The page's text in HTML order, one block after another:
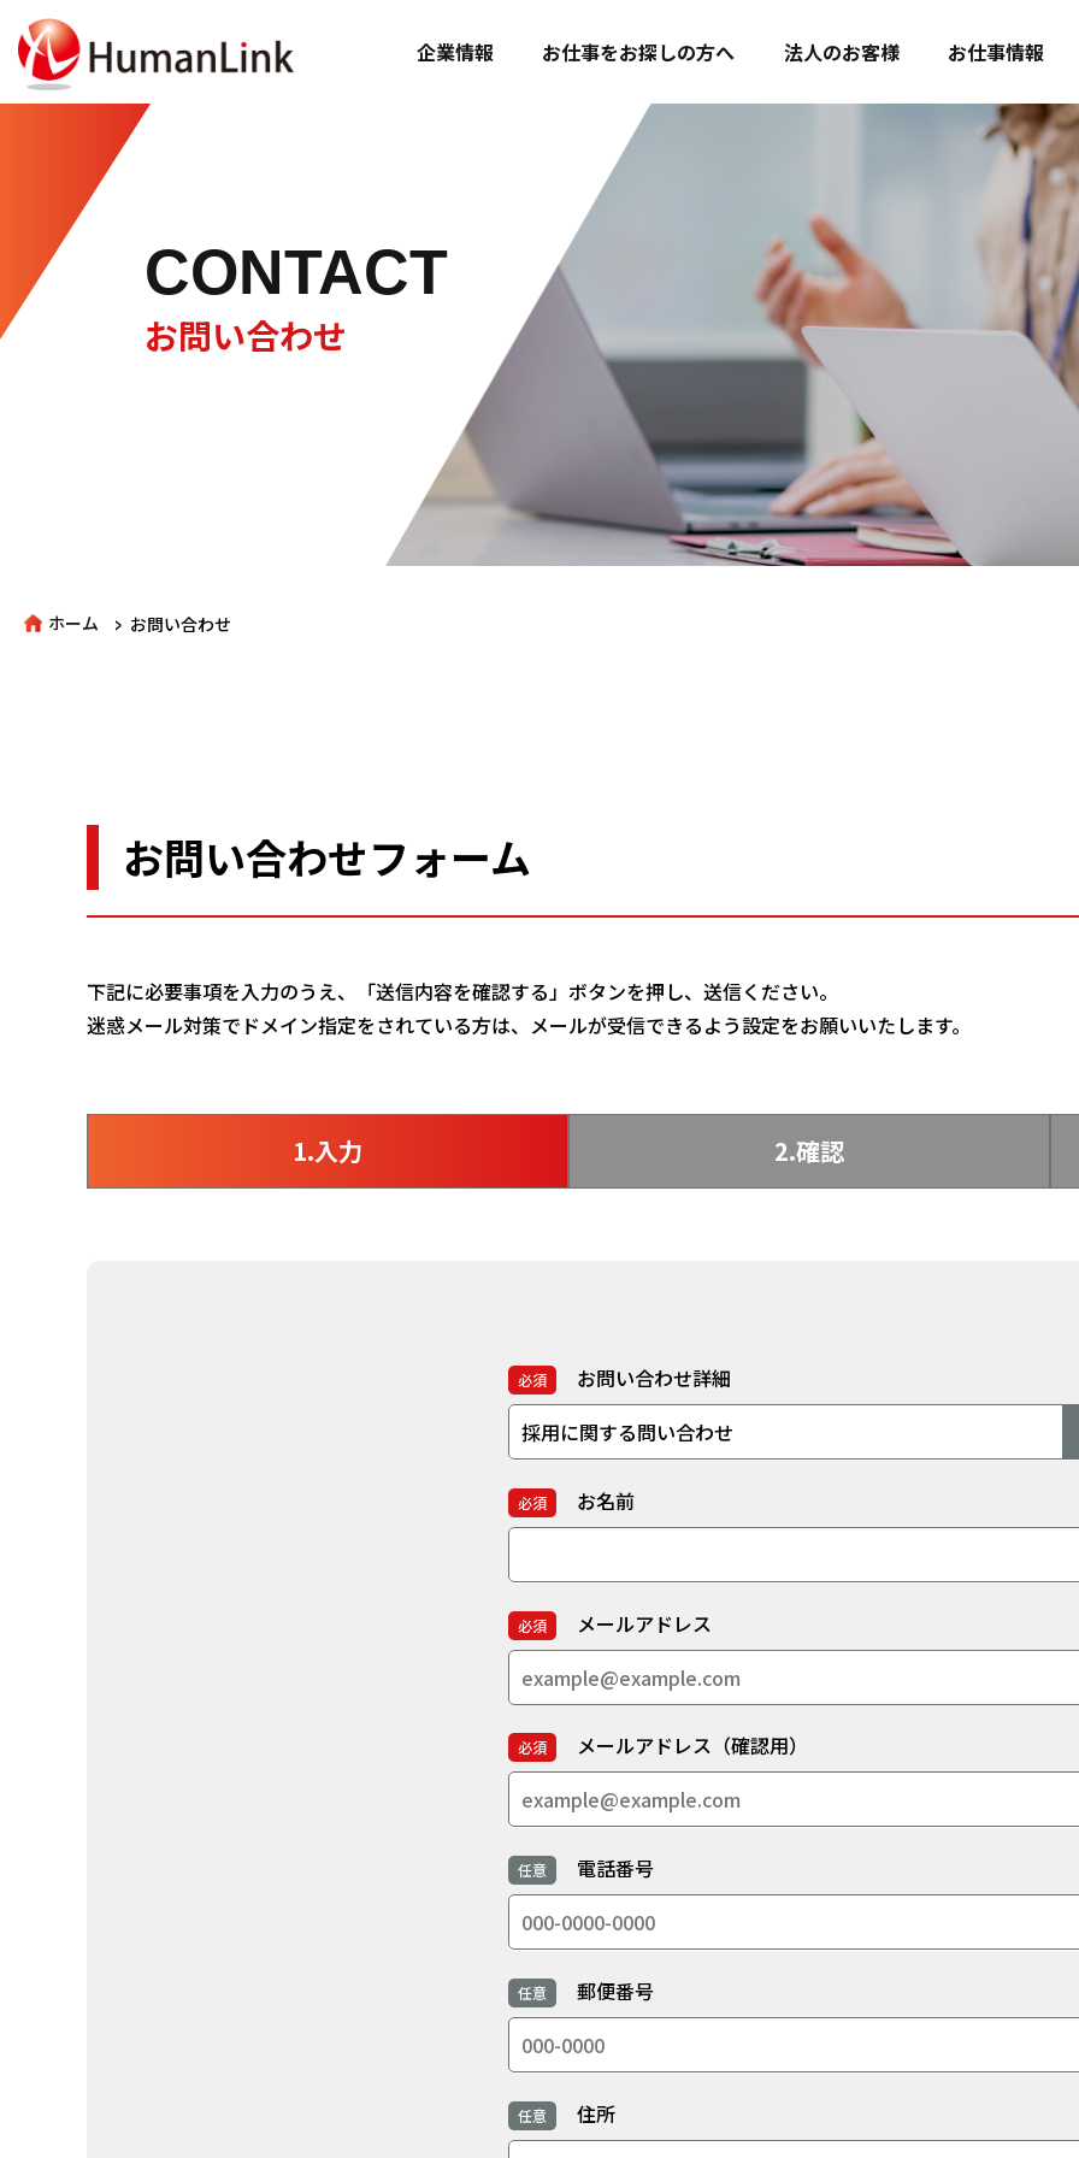
企業情報 お仕事をお探しの方へ 法人のお客様 お仕事情報
CONTACT
お問い合わせ
ホーム > お問い合わせ
お問い合わせフォーム
下記に必要事項を入力のうえ、「送信内容を確認する」ボタンを押し、送信ください。
迷惑メール対策でドメイン指定をされている方は、メールが受信できるよう設定をお願いいたします。
1.入力 2.確認
必須 お問い合わせ詳細
必須 お名前
必須 メールアドレス
必須 メールアドレス（確認用）
任意 電話番号
任意 郵便番号
任意 住所